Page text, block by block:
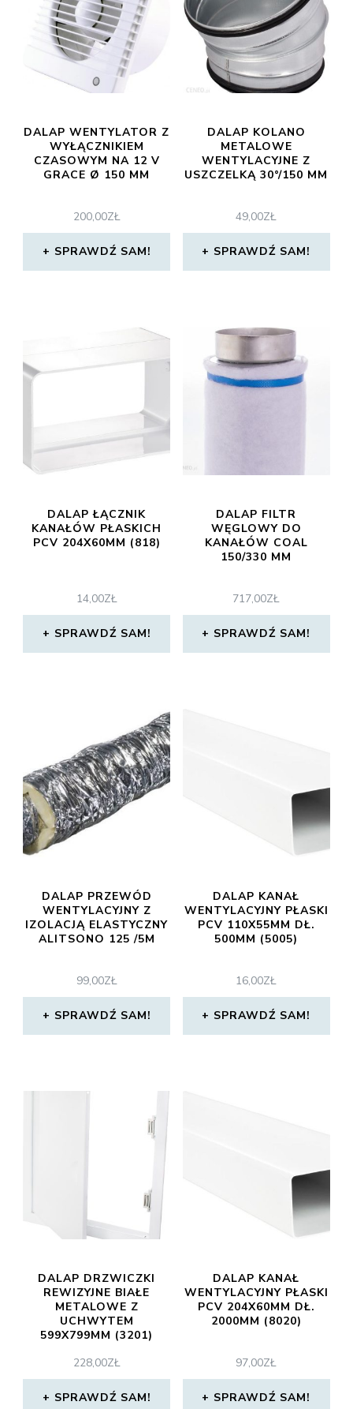
DALAP WENTYLATOR Z
WYŁĄCZNIKIEM
CZASOWYM NA 12 V
GRACE Ø 150 MM
200,00ZŁ
SPRAWDŹ SAM!
DALAP KOLANO
METALOWE
WENTYLACYJNE Z
USZCZELKĄ 30°/150 MM
49,00ZŁ
SPRAWDŹ SAM!
DALAP ŁĄCZNIK
KANAŁÓW PŁASKICH
PCV 204X60MM (818)
14,00ZŁ
SPRAWDŹ SAM!
DALAP FILTR
WĘGLOWY DO
KANAŁÓW COAL
150/330 MM
717,00ZŁ
SPRAWDŹ SAM!
DALAP PRZEWÓD
WENTYLACYJNY Z
IZOLACJĄ ELASTYCZNY
ALITSONO 125 /5M
99,00ZŁ
SPRAWDŹ SAM!
DALAP KANAŁ
WENTYLACYJNY PŁASKI
PCV 110X55MM DŁ.
500MM (5005)
16,00ZŁ
SPRAWDŹ SAM!
DALAP DRZWICZKI
REWIZYJNE BIAŁE
METALOWE Z
UCHWYTEM
599X799MM (3201)
228,00ZŁ
SPRAWDŹ SAM!
DALAP KANAŁ
WENTYLACYJNY PŁASKI
PCV 204X60MM DŁ.
2000MM (8020)
97,00ZŁ
SPRAWDŹ SAM!